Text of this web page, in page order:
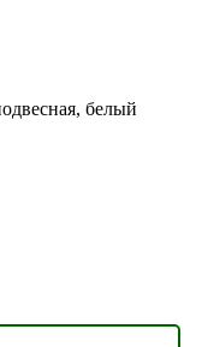
белый